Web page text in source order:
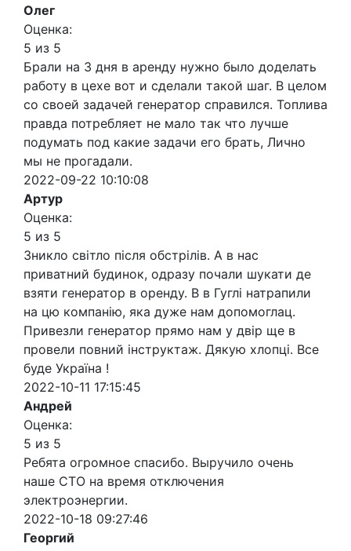
Олег
Оценка:
5 из 5
Брали на 3 дня в аренду нужно было доделать
работу в цехе вот и сделали такой шаг. В целом
со своей задачей генератор справился. Топлива
правда потребляет не мало так что лучше
подумать под какие задачи его брать, Лично
мы не прогадали.
2022-09-22 10:10:08
Артур
Оценка:
5 из 5
Зникло світло після обстрілів. А в нас
приватний будинок, одразу почали шукати де
взяти генератор в оренду. В в Гуглі натрапили
на цю компанію, яка дуже нам допомоглац.
Привезли генератор прямо нам у двір ще в
провели повний інструктаж. Дякую хлопці. Все
буде Україна !
2022-10-11 17:15:45
Андрей
Оценка:
5 из 5
Ребята огромное спасибо. Выручило очень
наше СТО на время отключения
электроэнергии.
2022-10-18 09:27:46
Георгий